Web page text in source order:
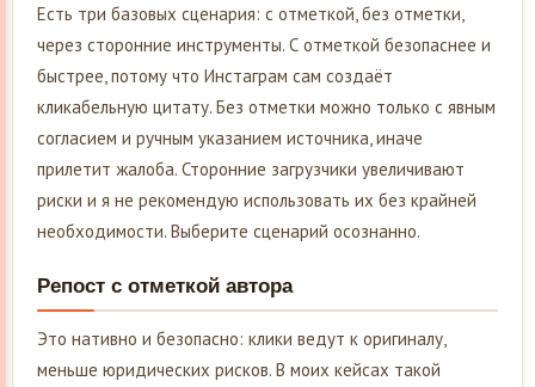
Есть три базовых сценария: с отметкой, без отметки,
через сторонние инструменты. С отметкой безопаснее и
быстрее, потому что Инстаграм сам создаёт
кликабельную цитату. Без отметки можно только с явным
согласием и ручным указанием источника, иначе
прилетит жалоба. Сторонние загрузчики увеличивают
риски и я не рекомендую использовать их без крайней
необходимости. Выберите сценарий осознанно.
Репост с отметкой автора
Это нативно и безопасно: клики ведут к оригиналу,
меньше юридических рисков. В моих кейсах такой